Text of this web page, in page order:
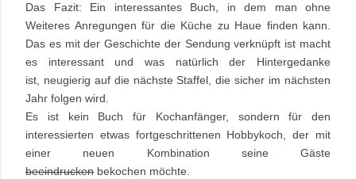
Das Fazit: Ein interessantes Buch, in dem man ohne
Weiteres Anregungen für die Küche zu Haue finden kann.
Das es mit der Geschichte der Sendung verknüpft ist macht
es interessant und was natürlich der Hintergedanke
ist, neugierig auf die nächste Staffel, die sicher im nächsten
Jahr folgen wird.
Es ist kein Buch für Kochanfänger, sondern für den
interessierten etwas fortgeschrittenen Hobbykoch, der mit
einer neuen Kombination seine Gäste
beeindrucken bekochen möchte.